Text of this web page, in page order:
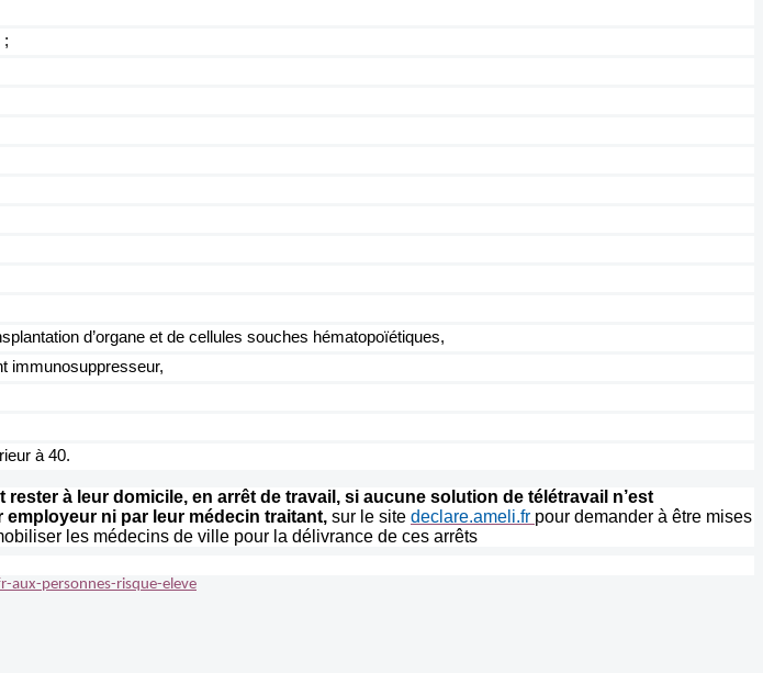
;
d’organe et de cellules souches hématopoïétiques,
immunosuppresseur,
à 40.
à leur domicile, en arrêt de travail, si aucune solution de télétravail n’est
ni par leur médecin traitant, sur le site declare.ameli.fr pour demander à être mises
les médecins de ville pour la délivrance de ces arrêts
aux-personnes-risque-eleve